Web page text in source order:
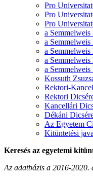
Pro
Pro
Pro
a
a
a
a
a
Kossuth
Rektori-
Rektori
Kancellári
Dékáni
Az Egyetem
Kitüntetési
Keresés az egyetemi
Az adatbázis a 2016-2020.